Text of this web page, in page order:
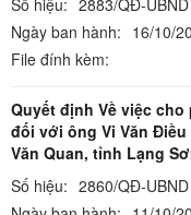
Ngày ban hành: 16/10/
File đính kèm:
Quyết định Về việc
đối với ông Vi Văn Điều
Văn Quan, tỉnh Lạng
Số hiệu: 2860/QĐ-UBND